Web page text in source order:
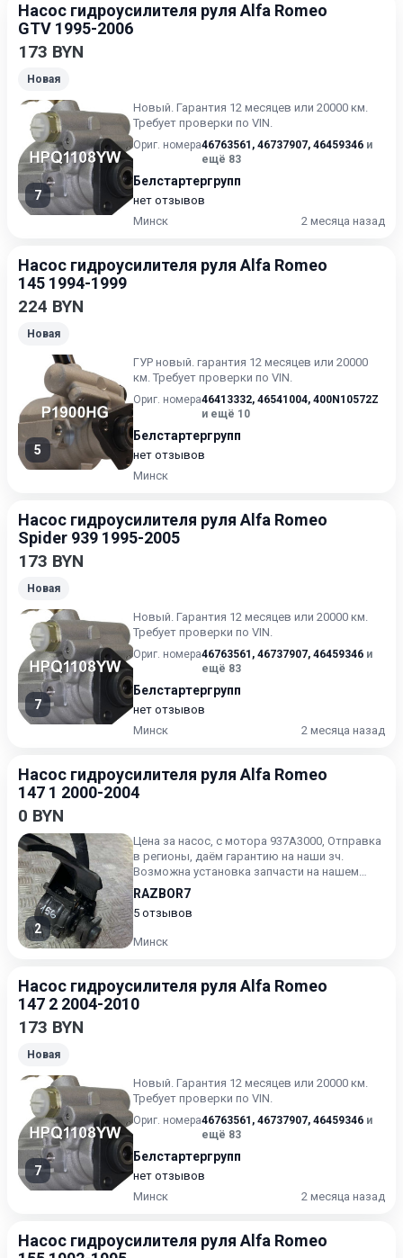
Насос гидроусилителя руля Alfa Romeo
GTV 1995-2006
173 BYN
Новая
7
Новый. Гарантия 12 месяцев или 20000 км.
Требует проверки по VIN.
Ориг. номера46763561 , 46737907, 46459346 и
ещё 83
Белстартергрупп
нет отзывов
Минск
2 месяца назад
Насос гидроусилителя руля Alfa Romeo
145 1994-1999
224 BYN
Новая
5
ГУР нoвый. гарантия 12 месяцев или 20000
км. Требует проверки по VIN.
Ориг. номера46413332, 46541004, 400N10572Z
и ещё 10
Белстартергрупп
нет отзывов
Минск
Насос гидроусилителя руля Alfa Romeo
Spider 939 1995-2005
173 BYN
Новая
7
Новый. Гарантия 12 месяцев или 20000 км.
Требует проверки по VIN.
Ориг. номера46763561 , 46737907, 46459346 и
ещё 83
Белстартергрупп
нет отзывов
Минск
2 месяца назад
Насос гидроусилителя руля Alfa Romeo
147 1 2000-2004
0 BYN
2
Цена за насос, с мотора 937A3000, Отправка
в регионы, даём гарантию на наши зч.
Возможна установка запчасти на нашем
СТО. Будьте готовы назв...
RAZBOR7
5 отзывов
Минск
Насос гидроусилителя руля Alfa Romeo
147 2 2004-2010
173 BYN
Новая
7
Новый. Гарантия 12 месяцев или 20000 км.
Требует проверки по VIN.
Ориг. номера46763561 , 46737907, 46459346 и
ещё 83
Белстартергрупп
нет отзывов
Минск
2 месяца назад
Насос гидроусилителя руля Alfa Romeo